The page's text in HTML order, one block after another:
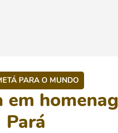
PARA O MUNDO
Pará